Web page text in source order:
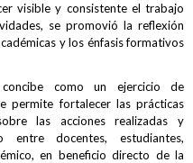
visible y consistente el trabajo
se promovió la reflexión
y los énfasis formativos
como un ejercicio de
permite fortalecer las prácticas
las acciones realizadas y
entre docentes, estudiantes,
en beneficio directo de la